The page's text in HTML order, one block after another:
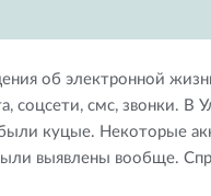
об электронной
соцсети, смс, звонки. В
куцые. Некоторые
выявлены вообще.